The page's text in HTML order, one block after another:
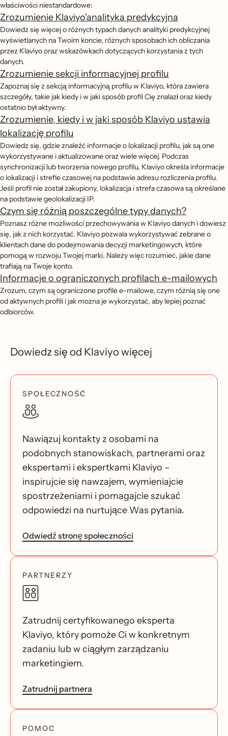
właściwości niestandardowe:
Zrozumienie Klaviyo'analityka predykcyjna
Dowiedz się więcej o różnych typach danych analityki predykcyjnej
wyświetlanych na Twoim koncie, różnych sposobach ich obliczania
przez Klaviyo oraz wskazówkach dotyczących korzystania z tych
danych.
Zrozumienie sekcji informacyjnej profilu
Zapoznaj się z sekcją informacyjną profilu w Klaviyo, która zawiera
szczegóły, takie jak kiedy i w jaki sposób profil Cię znalazł oraz kiedy
ostatnio był aktywny.
Zrozumienie, kiedy i w jaki sposób Klaviyo ustawia
lokalizację profilu
Dowiedz się, gdzie znaleźć informacje o lokalizacji profilu, jak są one
wykorzystywane i aktualizowane oraz wiele więcej. Podczas
synchronizacji lub tworzenia nowego profilu, Klaviyo określa informacje
o lokalizacji i strefie czasowej na podstawie adresu rozliczenia profilu.
Jeśli profil nie został zakupiony, lokalizacja i strefa czasowa są określane
na podstawie geolokalizacji IP.
Czym się różnią poszczególne typy danych?
Poznasz różne możliwości przechowywania w Klaviyo danych i dowiesz
się, jak z nich korzystać. Klaviyo pozwala wykorzystywać zebrane o
klientach dane do podejmowania decyzji marketingowych, które
pomogą w rozwoju Twojej marki. Należy więc rozumieć, jakie dane
trafiają na Twoje konto.
Informacje o ograniczonych profilach e-mailowych
Zrozum, czym są ograniczone profile e-mailowe, czym różnią się one
od aktywnych profili i jak można je wykorzystać, aby lepiej poznać
odbiorców.
Dowiedz się od Klaviyo więcej
SPOŁECZNOŚĆ
Nawiązuj kontakty z osobami na
podobnych stanowiskach, partnerami oraz
ekspertami i ekspertkami Klaviyo –
inspirujcie się nawzajem, wymieniajcie
spostrzeżeniami i pomagajcie szukać
odpowiedzi na nurtujące Was pytania.
Odwiedź stronę społeczności
PARTNERZY
Zatrudnij certyfikowanego eksperta
Klaviyo, który pomoże Ci w konkretnym
zadaniu lub w ciągłym zarządzaniu
marketingiem.
Zatrudnij partnera
POMOC